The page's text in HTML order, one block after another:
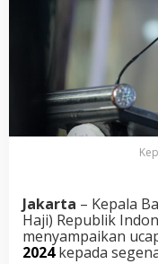
Jakarta – Kepala
Haji) Republik
menyampaikan
2024kepada